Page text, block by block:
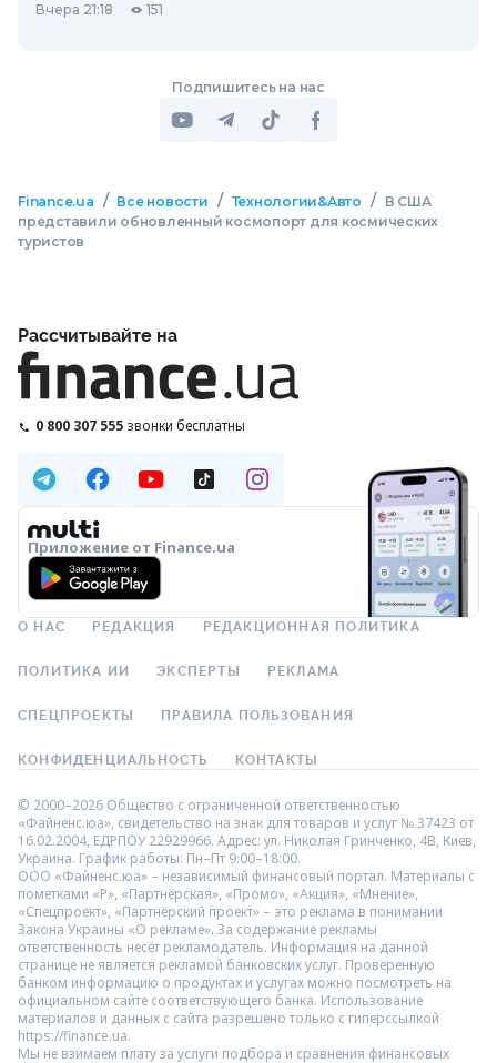
Вчера 21:18 151
Подпишитесь на нас
Finance.ua / Все новости / Технологии&Авто /
В США
представили обновленный космопорт для космических
туристов
Рассчитывайте на
0 800 307 555 звонки бесплатны
Приложение от Finance.ua
О НАС РЕДАКЦИЯ РЕДАКЦИОННАЯ ПОЛИТИКА
ПОЛИТИКА ИИ ЭКСПЕРТЫ РЕКЛАМА
СПЕЦПРОЕКТЫ ПРАВИЛА ПОЛЬЗОВАНИЯ
КОНФИДЕНЦИАЛЬНОСТЬ КОНТАКТЫ
© 2000–2026 Общество с ограниченной ответственностью
«Файненс.юа», свидетельство на знак для товаров и услуг № 37423 от
16.02.2004, ЕДРПОУ 22929966. Адрес: ул. Николая Гринченко, 4В, Киев,
Украина. График работы: Пн–Пт 9:00–18:00.
ООО «Файненс.юа» – независимый финансовый портал. Материалы с
пометками «Р», «Партнёрская», «Промо», «Акция», «Мнение»,
«Спецпроект», «Партнёрский проект» – это реклама в понимании
Закона Украины «О рекламе». За содержание рекламы
ответственность несёт рекламодатель. Информация на данной
странице не является рекламой банковских услуг. Проверенную
банком информацию о продуктах и услугах можно посмотреть на
официальном сайте соответствующего банка. Использование
материалов и данных с сайта разрешено только с гиперссылкой
https://finance.ua.
Мы не взимаем плату за услуги подбора и сравнения финансовых